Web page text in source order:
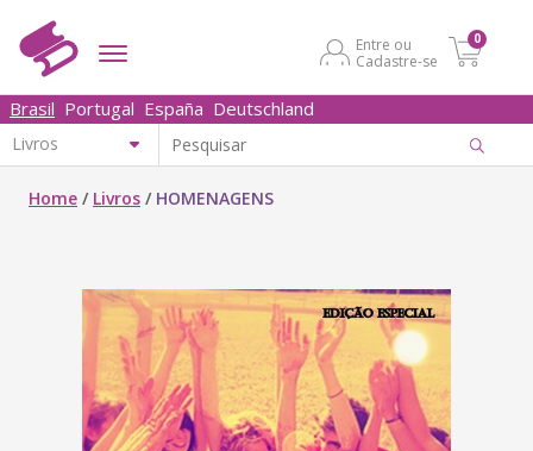
Entre ou
Cadastre-se
0
Brasil Portugal España Deutschland
Home / Livros / HOMENAGENS